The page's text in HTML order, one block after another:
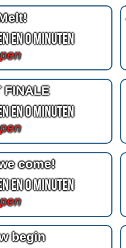
en 0 Minuten
FINALE
en 0 Minuten
come!
en 0 Minuten
begin